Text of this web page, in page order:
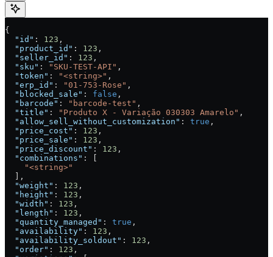
{
  "id"
: 123 ,
  "product_id"
: 123 ,
  "seller_id"
: 123 ,
  "sku"
: "SKU-TEST-API" ,
  "token"
: "<string>" ,
  "erp_id"
: "01-753-Rose" ,
  "blocked_sale"
: false ,
  "barcode"
: "barcode-test" ,
  "title"
: "Produto X - Variação 030303 Amarelo" ,
  "allow_sell_without_customization"
: true ,
  "price_cost"
: 123 ,
  "price_sale"
: 123 ,
  "price_discount"
: 123 ,
  "combinations"
: [
    "<string>"
  ],
  "weight"
: 123 ,
  "height"
: 123 ,
  "width"
: 123 ,
  "length"
: 123 ,
  "quantity_managed"
: true ,
  "availability"
: 123 ,
  "availability_soldout"
: 123 ,
  "order"
: 123 ,